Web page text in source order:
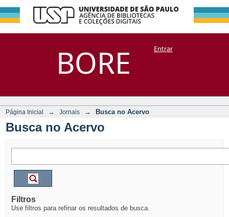
BORE
Busca no Acervo
DSpace/Manakin + CoriscoEntrar
Página Inicial → Jornais → Busca no Acervo
Busca no Acervo
Filtros
Use filtros para refinar os resultados de busca.